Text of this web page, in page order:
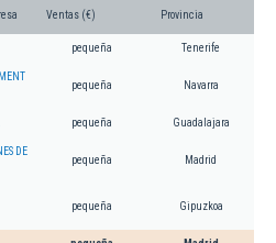
Ventas (€) Provincia
pequeña Tenerife
pequeña Navarra
pequeña Guadalajara
DE
pequeña Madrid
pequeña Gipuzkoa